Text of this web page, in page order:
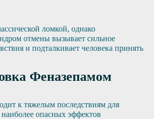
ломкой, однако
отмены вызывает сильное
и подталкивает человека принять
Феназепамом
к тяжелым последствиям для
опасных эффектов